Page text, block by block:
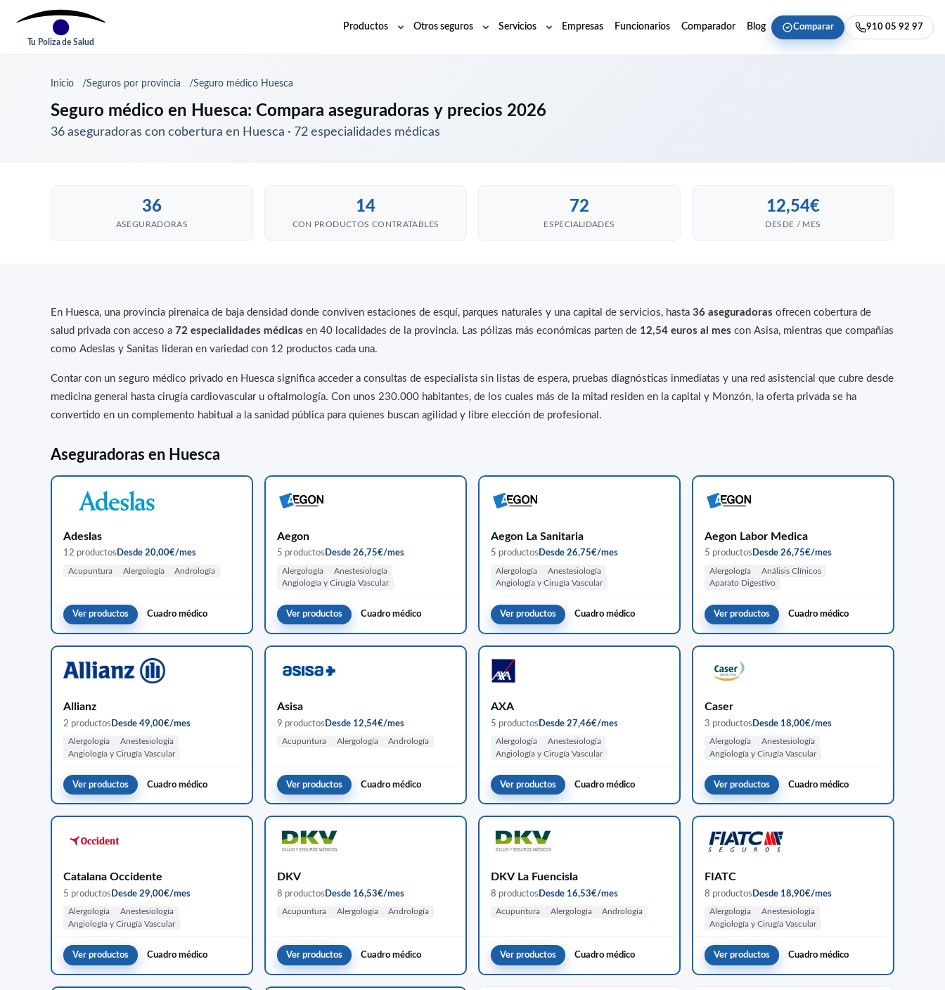
Tu Poliza de Salud
Productos
AbrirOtros seguros
AbrirServicios
AbrirEmpresas Funcionarios Comparador Blog Comparar 910 05 92 97
Inicio Seguros por provincia Seguro médico Huesca
Seguro médico en Huesca: Compara aseguradoras y precios 2026
36 aseguradoras con cobertura en Huesca · 72 especialidades médicas
36
ASEGURADORAS
14
CON PRODUCTOS CONTRATABLES
72
ESPECIALIDADES
12,54€
DESDE / MES
En Huesca, una provincia pirenaica de baja densidad donde conviven estaciones de esquí, parques naturales y una capital de servicios, hasta 36 aseguradoras ofrecen cobertura de
salud privada con acceso a 72 especialidades médicas en 40 localidades de la provincia. Las pólizas más económicas parten de 12,54 euros al mes con Asisa, mientras que compañías
como Adeslas y Sanitas lideran en variedad con 12 productos cada una.
Contar con un seguro médico privado en Huesca significa acceder a consultas de especialista sin listas de espera, pruebas diagnósticas inmediatas y una red asistencial que cubre desde
medicina general hasta cirugía cardiovascular u oftalmología. Con unos 230.000 habitantes, de los cuales más de la mitad residen en la capital y Monzón, la oferta privada se ha
convertido en un complemento habitual a la sanidad pública para quienes buscan agilidad y libre elección de profesional.
Aseguradoras en Huesca
Adeslas
12 productos Desde 20,00€/mes
Acupuntura Alergología Andrología
Ver productos Cuadro médico
Aegon
5 productos Desde 26,75€/mes
Alergología
Anestesiología
Angiología y Cirugía Vascular
Ver productos Cuadro médico
Aegon La Sanitaria
5 productos Desde 26,75€/mes
Alergología
Anestesiología
Angiología y Cirugía Vascular
Ver productos Cuadro médico
Aegon Labor Medica
5 productos Desde 26,75€/mes
Alergología
Análisis Clínicos
Aparato Digestivo
Ver productos Cuadro médico
Allianz
2 productos Desde 49,00€/mes
Alergología
Anestesiología
Angiología y Cirugía Vascular
Ver productos Cuadro médico
Asisa
9 productos Desde 12,54€/mes
Acupuntura Alergología Andrología
Ver productos Cuadro médico
AXA
5 productos Desde 27,46€/mes
Alergología
Anestesiología
Angiología y Cirugía Vascular
Ver productos Cuadro médico
Caser
3 productos Desde 18,00€/mes
Alergología
Anestesiología
Angiología y Cirugía Vascular
Ver productos Cuadro médico
Catalana Occidente
5 productos Desde 29,00€/mes
Alergología
Anestesiología
Angiología y Cirugía Vascular
Ver productos Cuadro médico
DKV
8 productos Desde 16,53€/mes
Acupuntura Alergología Andrología
Ver productos Cuadro médico
DKV La Fuencisla
8 productos Desde 16,53€/mes
Acupuntura Alergología Andrología
Ver productos Cuadro médico
FIATC
8 productos Desde 18,90€/mes
Alergología
Anestesiología
Angiología y Cirugía Vascular
Ver productos Cuadro médico